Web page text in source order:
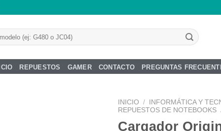
REPUESTOS GAMER CONTACTO PREGUNTAS
INICIO /
INFORMÁTICA Y
REPUESTOS DE NOTEBOOKS
Cargador